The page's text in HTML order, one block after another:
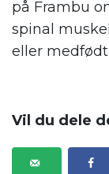
på Frambu
spinal
eller medfødt
Vil du dele